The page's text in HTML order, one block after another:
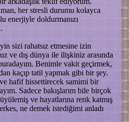
her stresli durumu kolayca
enerjiyle doldurmanızı
sizi rahatsız etmesine izin
ve dış dünya ile ilişkiniz arasında
Benimle vakit geçirmek,
kaçıp tatil yapmak gibi bir şey.
hafif hissettirecek samimi bir
Sadece bakışlarım bile birçok
ve hayatlarına renk katmış
ne demek istediğimi anladı